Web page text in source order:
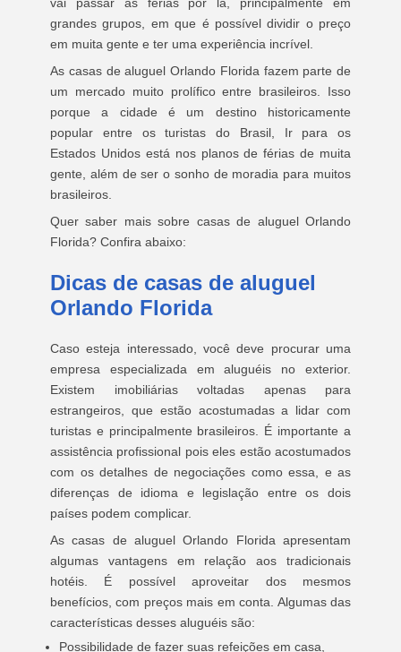
grandes grupos, em que é possível dividir o preço
em muita gente e ter uma experiência incrível.
As casas de aluguel Orlando Florida fazem parte de
um mercado muito prolífico entre brasileiros. Isso
porque a cidade é um destino historicamente
popular entre os turistas do Brasil, Ir para os
Estados Unidos está nos planos de férias de muita
gente, além de ser o sonho de moradia para muitos
brasileiros.
Quer saber mais sobre casas de aluguel Orlando
Florida? Confira abaixo:
Dicas de casas de aluguel
Orlando Florida
Caso esteja interessado, você deve procurar uma
empresa especializada em aluguéis no exterior.
Existem imobiliárias voltadas apenas para
estrangeiros, que estão acostumadas a lidar com
turistas e principalmente brasileiros. É importante a
assistência profissional pois eles estão acostumados
com os detalhes de negociações como essa, e as
diferenças de idioma e legislação entre os dois
países podem complicar.
As casas de aluguel Orlando Florida apresentam
algumas vantagens em relação aos tradicionais
hotéis. É possível aproveitar dos mesmos
benefícios, com preços mais em conta. Algumas das
características desses aluguéis são:
Possibilidade de fazer suas refeições em casa,